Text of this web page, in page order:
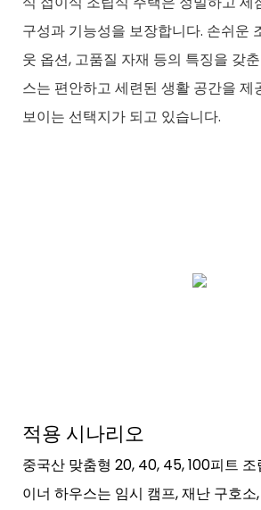
구성과 기능성을 보장합니다. 손쉬운
웃 옵션, 고품질 자재 등의 특징을 갖
스는 편안하고 세련된 생활 공간을 제
보이는 선택지가 되고 있습니다.
적용 시나리오
중국산 맞춤형 20, 40, 45, 100피트
이너 하우스는 임시 캠프, 재난 구호